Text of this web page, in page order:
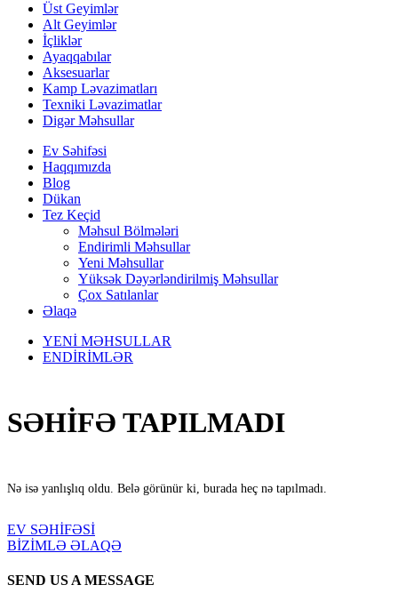
Üst Geyimlər
Alt Geyimlər
İçliklər
Ayaqqabılar
Aksesuarlar
Kamp Ləvazimatları
Texniki Ləvazimatlar
Digər Məhsullar
Ev Səhifəsi
Haqqımızda
Blog
Dükan
Tez Keçid
Məhsul Bölmələri
Endirimli Məhsullar
Yeni Məhsullar
Yüksək Dəyərləndirilmiş Məhsullar
Çox Satılanlar
Əlaqə
YENİ MƏHSULLAR
ENDİRİMLƏR
SƏHİFƏ TAPILMADI
Nə isə yanlışlıq oldu. Belə görünür ki, burada heç nə tapılmadı.
EV SƏHİFƏSİ
BİZİMLƏ ƏLAQƏ
SEND US A MESSAGE